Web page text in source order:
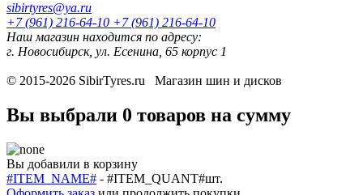
sibirtyres@ya.ru
+7 (961) 216-64-10 +7 (961) 216-64-10
Наш магазин находится по адресу:
г. Новосибирск, ул. Есенина, 65 корпус 1
© 2015-2026 SibirTyres.ru Магазин шин и дисков
Вы выбрали 0 товаров на сумму
Вы добавили в корзину
#ITEM_NAME# - #ITEM_QUANT#шт.